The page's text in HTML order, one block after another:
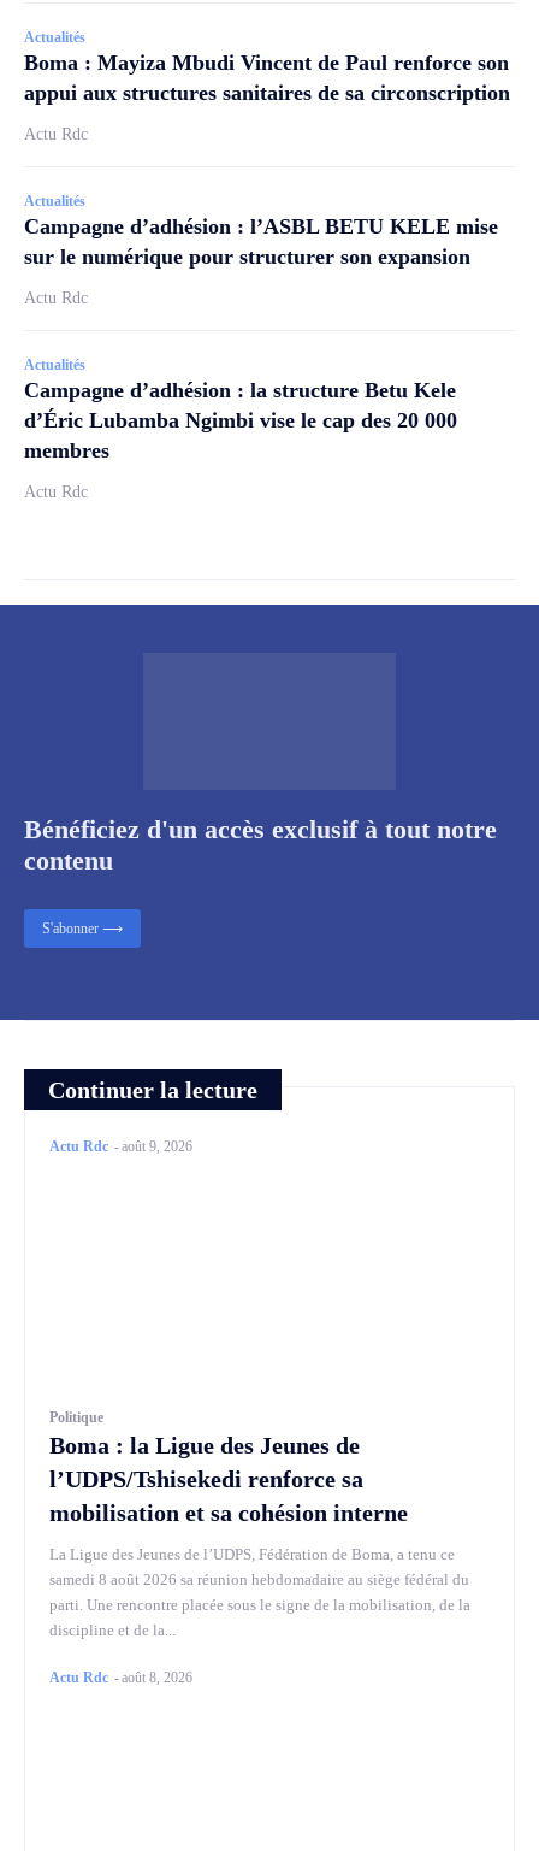
Actualités
Boma : Mayiza Mbudi Vincent de Paul renforce son
appui aux structures sanitaires de sa circonscription
Actu Rdc
Actualités
Campagne d’adhésion : l’ASBL BETU KELE mise
sur le numérique pour structurer son expansion
Actu Rdc
Actualités
Campagne d’adhésion : la structure Betu Kele
d’Éric Lubamba Ngimbi vise le cap des 20 000
membres
Actu Rdc
Continuer la lecture
Actu Rdc -août 9, 2026
Politique
Boma : la Ligue des Jeunes de
l’UDPS/Tshisekedi renforce sa
mobilisation et sa cohésion interne
La Ligue des Jeunes de l’UDPS, Fédération de Boma, a tenu ce
samedi 8 août 2026 sa réunion hebdomadaire au siège fédéral du
parti. Une rencontre placée sous le signe de la mobilisation, de la
discipline et de la...
Actu Rdc -août 8, 2026
Bénéficiez d'un accès exclusif à tout notre
contenu
S'abonner ⟶